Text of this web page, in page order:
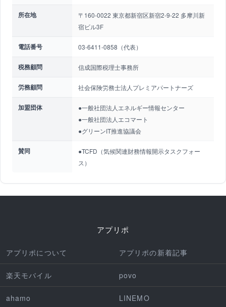
所在地
〒160-0022 東京都新宿区新宿2-9-22 多摩川新
宿ビル3F
電話番号 03-6411-0858（代表）
税務顧問 信成国際税理士事務所
労務顧問 社会保険労務士法人プレミアパートナーズ
加盟団体
●一般社団法人エネルギー情報センター
●一般社団法人エコマート
●グリーンIT推進協議会
賛同
●TCFD（気候関連財務情報開示タスクフォー
ス）
アプリポ
アプリポについて アプリポの新着記事
楽天モバイル povo
ahamo LINEMO